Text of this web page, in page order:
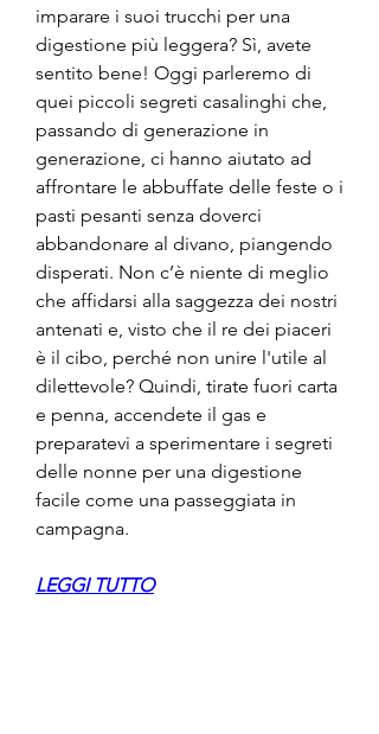
imparare i suoi trucchi per una
digestione più leggera? Sì, avete
sentito bene! Oggi parleremo di
quei piccoli segreti casalinghi che,
passando di generazione in
generazione, ci hanno aiutato ad
affrontare le abbuffate delle feste o i
pasti pesanti senza doverci
abbandonare al divano, piangendo
disperati. Non c’è niente di meglio
che affidarsi alla saggezza dei nostri
antenati e, visto che il re dei piaceri
è il cibo, perché non unire l'utile al
dilettevole? Quindi, tirate fuori carta
e penna, accendete il gas e
preparatevi a sperimentare i segreti
delle nonne per una digestione
facile come una passeggiata in
campagna.
LEGGI TUTTO